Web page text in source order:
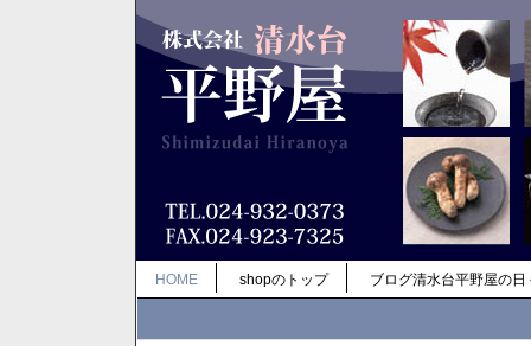
HOME shopのトップ ブログ清水台平野屋の日